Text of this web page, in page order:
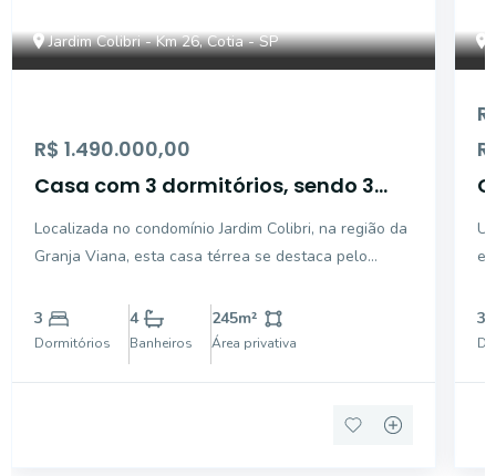
Jardim Colibri - Km 26, Cotia - SP
R$ 1.490.000,00
Casa com 3 dormitórios, sendo 3
Cotia - SP
Localizada no condomínio Jardim Colibri, na região da
Granja Viana, esta casa térrea se destaca pelo
totalmente horizontal, valorizando a integração dos
ambientes, a funcionalidade e a conexão com o
jardim em um ba
3
Dormitórios
4
Banheiros
245m²
Área privativa
3